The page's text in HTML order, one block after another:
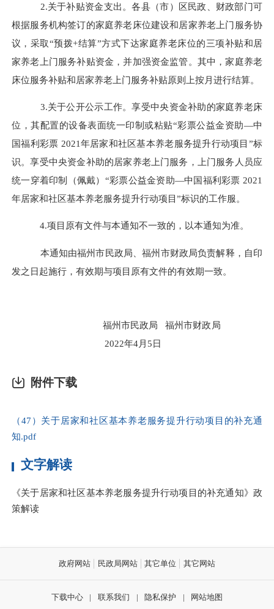
2.关于补贴资金支出。各县（市）区民政、财政部门可
根据服务机构签订的家庭养老床位建设和居家养老上门服务协
议，采取“预拨+结算”方式下达家庭养老床位的三项补贴和居
家养老上门服务补贴资金，并加强资金监管。其中，家庭养老
床位服务补贴和居家养老上门服务补贴原则上按月进行结算。
3.关于公开公示工作。享受中央资金补助的家庭养老床
位，其配置的设备表面统一印制或粘贴“彩票公益金资助—中
国福利彩票 2021年居家和社区基本养老服务提升行动项目”标
识。享受中央资金补助的居家养老上门服务，上门服务人员应
统一穿着印制（佩戴）“彩票公益金资助—中国福利彩票 2021
年居家和社区基本养老服务提升行动项目”标识的工作服。
4.项目原有文件与本通知不一致的，以本通知为准。
本通知由福州市民政局、福州市财政局负责解释，自印
发之日起施行，有效期与项目原有文件的有效期一致。
福州市民政局
福州市财政局
2022年4月5日
附件下载
（47）关于居家和社区基本养老服务提升行动项目的补充通
知.pdf
文字解读
《关于居家和社区基本养老服务提升行动项目的补充通知》政
策解读
政府网站 民政局网站 其它单位 其它网站
下载中心 | 联系我们 | 隐私保护 |
网站地图